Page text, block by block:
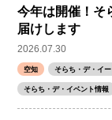
今年は開催！そ
届けします
2026.07.30
空知 そらち・デ・イ
そらち・デ・イベント情報